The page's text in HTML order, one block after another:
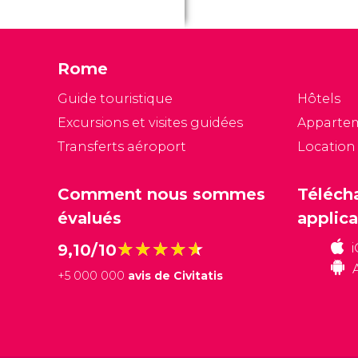
Rome
Guide touristique
Excursions et visites guidées
Transferts aéroport
Hôtels
Comment nous sommes
évalués
9,10/10★★★★★
★★★★★
+5 000 000 avis de Civitatis